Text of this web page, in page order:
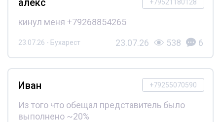
+79521180128
кинул меня +79268854265
23.07.26 - Бухарест 23.07.26 538 6
+79255070590
Иван
Из того что обещал представитель было
выполнено ~20%